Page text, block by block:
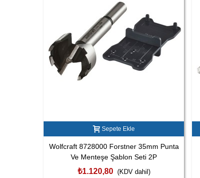
Sepete Ekle
Wolfcraft 8728000 Forstner 35mm Punta
Ve Menteşe Şablon Seti 2P
₺1.120,80 (KDV dahil)